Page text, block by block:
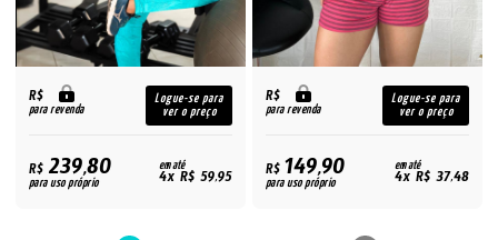
R$
para revenda
Logue-se para
ver o preço
R$239,80
para uso próprio
em até
4x R$ 59,95
R$
para revenda
Logue-se para
ver o preço
R$149,90
para uso próprio
em até
4x R$ 37,48